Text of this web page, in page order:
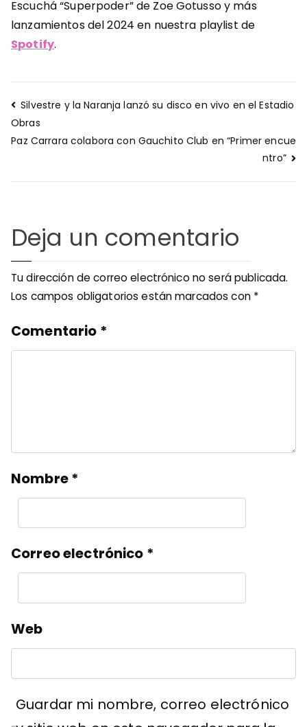
Escuchá “Superpoder” de Zoe Gotusso y más
lanzamientos del 2024 en nuestra playlist de
Spotify.
Navegación
de
entradas
Silvestre y la Naranja lanzó su disco en vivo en el Estadio
Obras
Paz Carrara colabora con Gauchito Club en “Primer encue
ntro”
Deja un comentario
Tu dirección de correo electrónico no será publicada.
Los campos obligatorios están marcados con *
Comentario *
Nombre*
Correo electrónico *
Web
Guardar mi nombre, correo electrónico